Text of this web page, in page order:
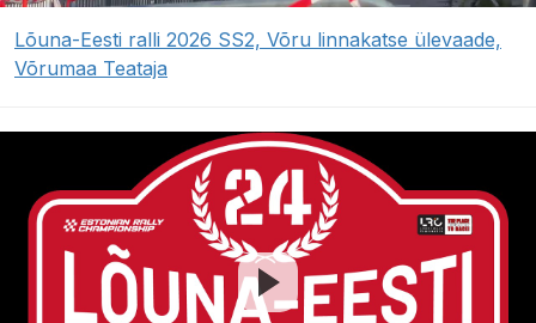
Lõuna-Eesti ralli 2026 SS2, Võru linnakatse ülevaade,
Võrumaa Teataja